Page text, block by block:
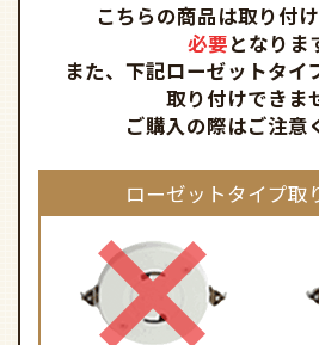
こちらの商品は取り付
必要となりま
また、下記ローゼットタイ
取り付けできま
ご購入の際はご注意
ローゼットタイプ取